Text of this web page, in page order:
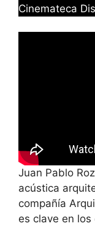
Cinemateca
Juan Pablo
acústica
compañía
es clave en